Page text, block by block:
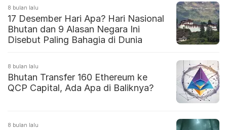
8 bulan lalu
17 Desember Hari Apa? Hari Nasional
Bhutan dan 9 Alasan Negara Ini
Disebut Paling Bahagia di Dunia
8 bulan lalu
Bhutan Transfer 160 Ethereum ke
QCP Capital, Ada Apa di Baliknya?
8 bulan lalu